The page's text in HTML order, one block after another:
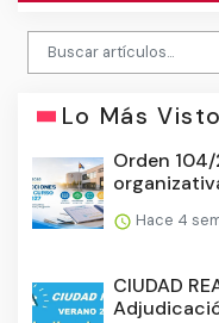
Lo Más Visto
Orden
Hace 4
CIUDAD